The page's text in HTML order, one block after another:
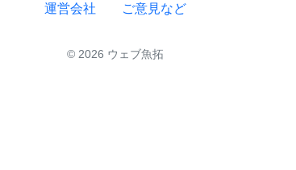
運営会社 ご意見など
© 2026 ウェブ魚拓